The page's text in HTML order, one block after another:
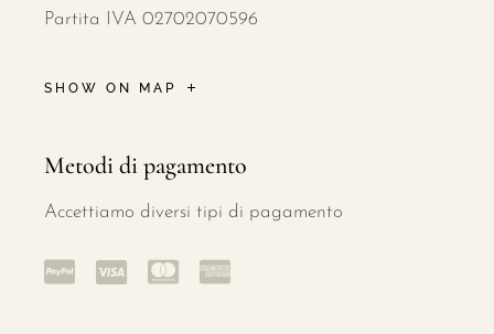
Partita IVA 02702070596
SHOW ON MAP
Metodi di pagamento
Accettiamo diversi tipi di pagamento